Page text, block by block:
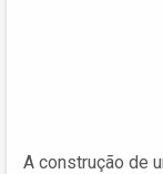
A construção de